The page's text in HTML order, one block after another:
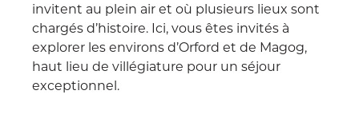
invitent au plein air et où plusieurs lieux sont
chargés d’histoire. Ici, vous êtes invités à
explorer les environs d’Orford et de Magog,
haut lieu de villégiature pour un séjour
exceptionnel.